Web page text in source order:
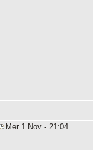
Mer 1 Nov - 21:04